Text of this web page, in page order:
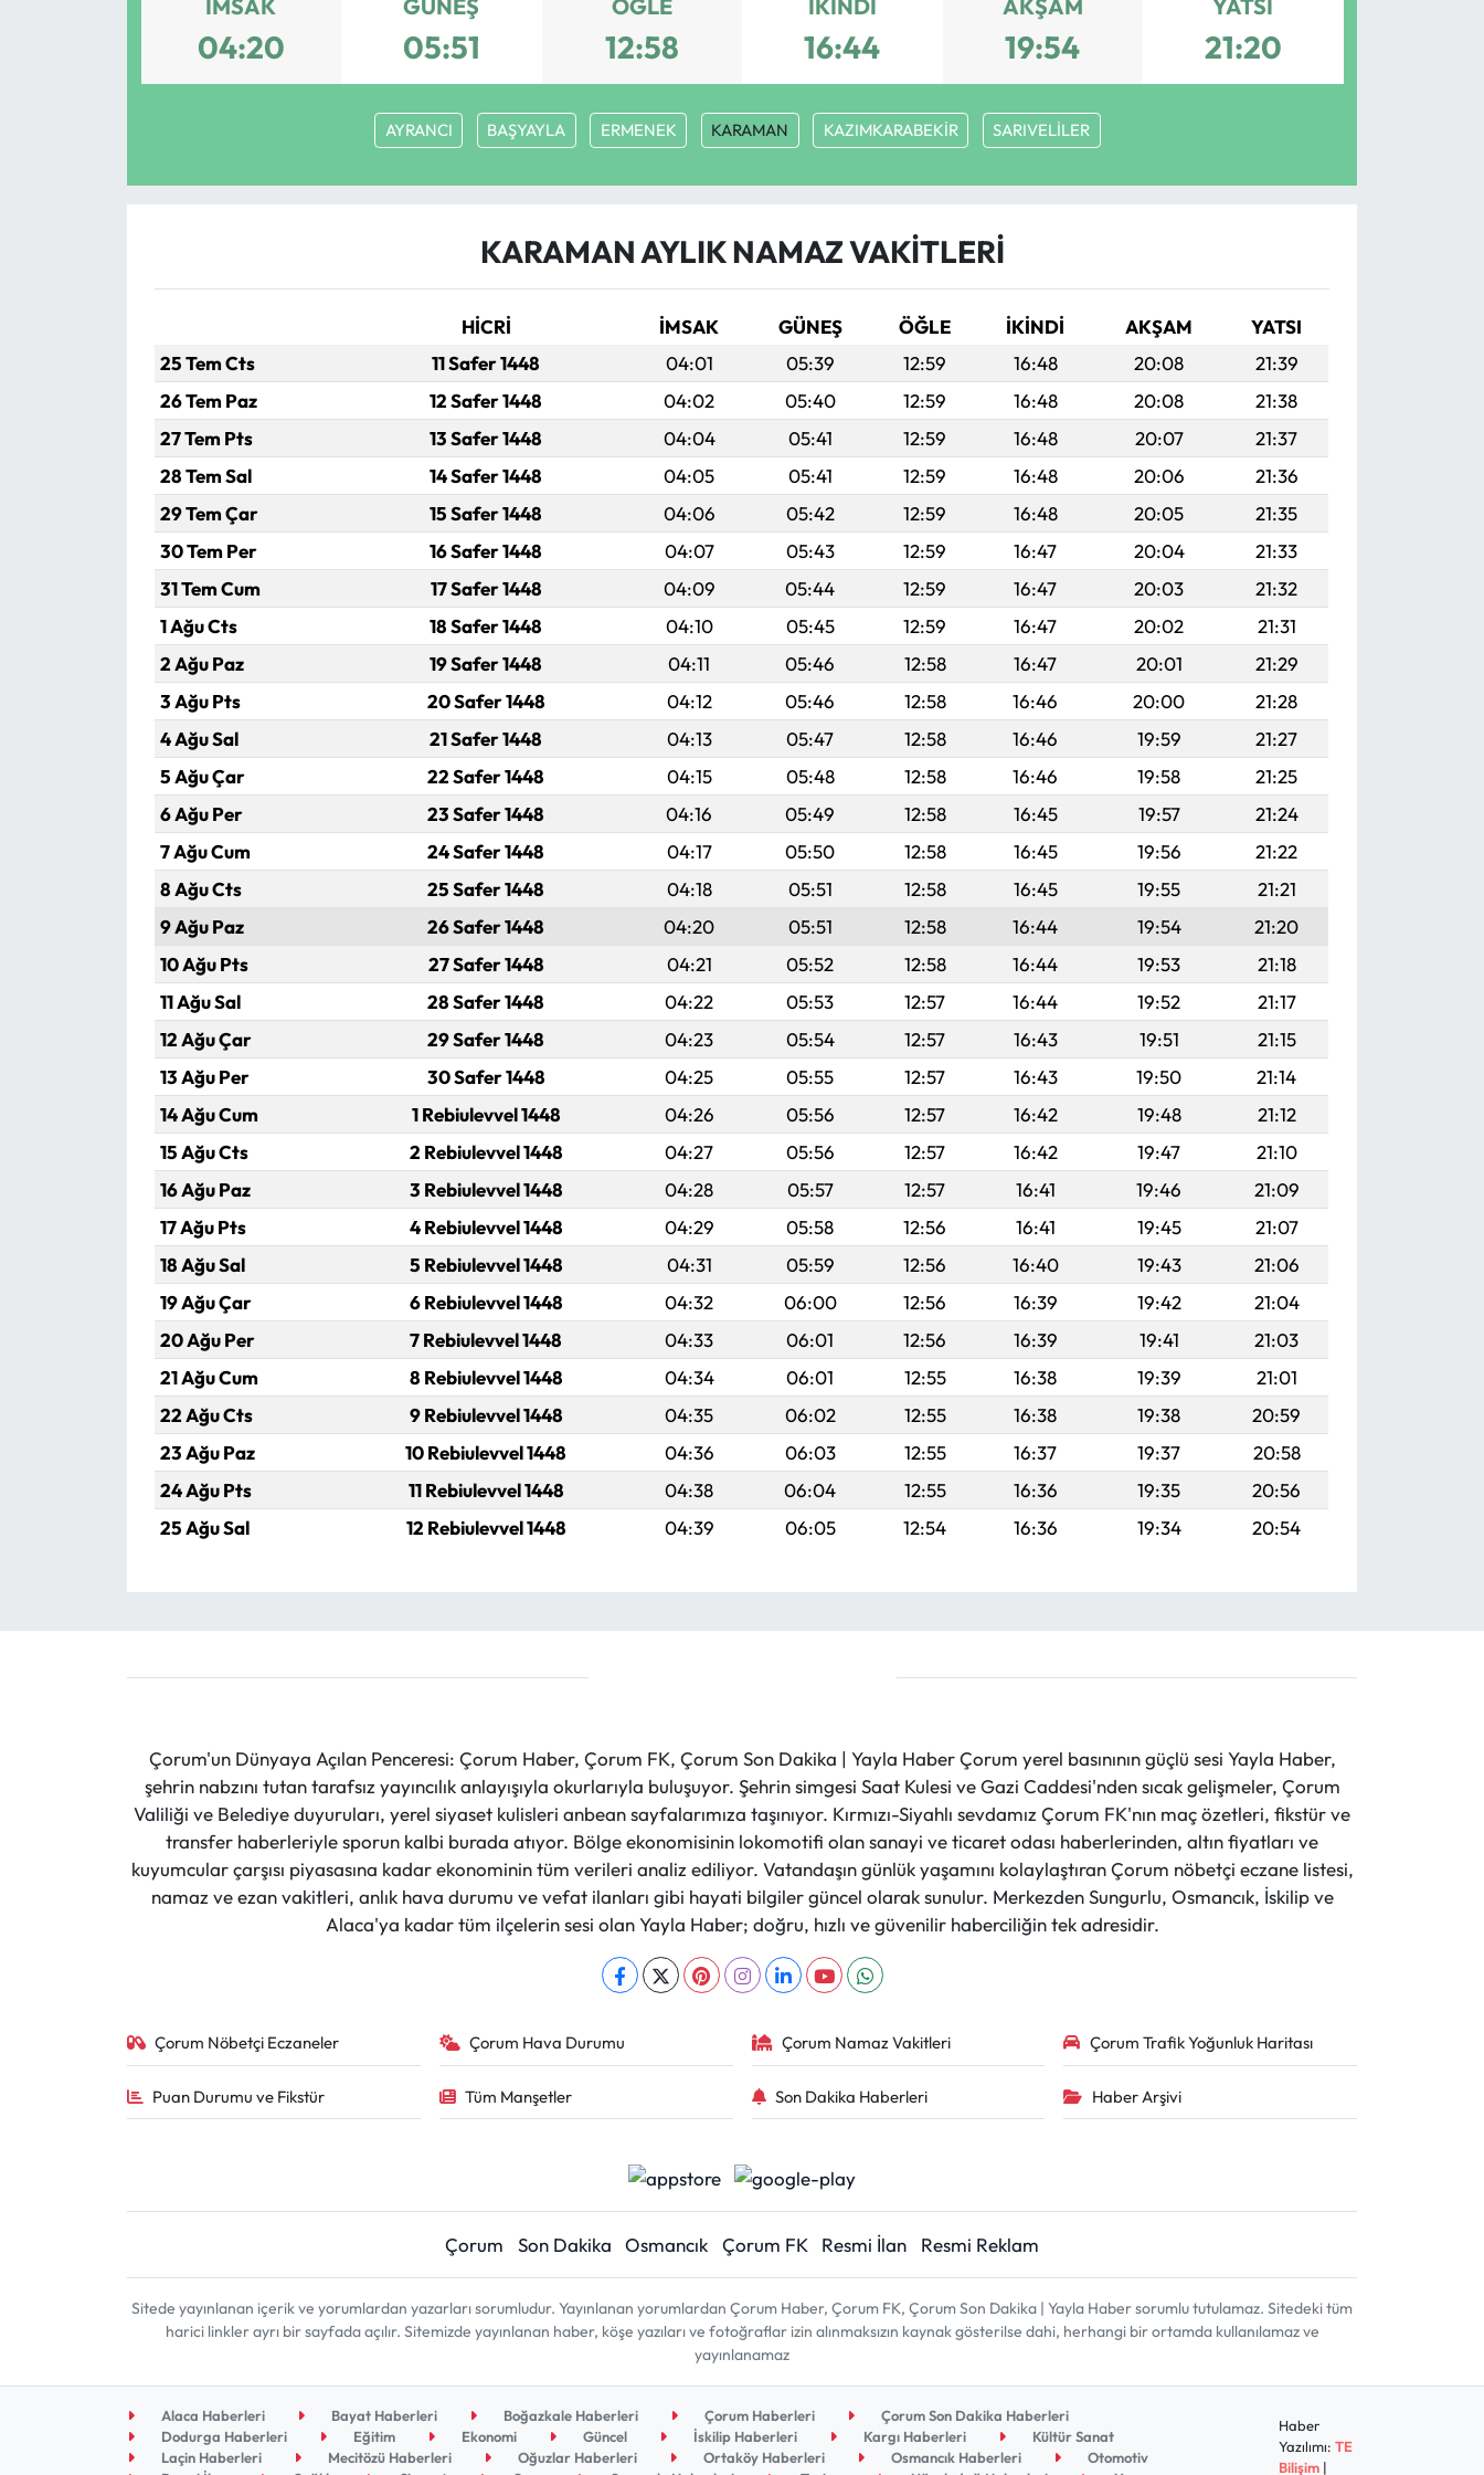
İMSAK
04:20
GÜNEŞ
05:51
ÖĞLE
12:58
İKINDI
16:44
AKŞAM
19:54
YATSI
21:20
AYRANCI BAŞYAYLA ERMENEK KARAMAN KAZIMKARABEKİR SARIVELİLER
KARAMAN AYLIK NAMAZ VAKITLERI
HİCRİ İMSAK GÜNEŞ ÖĞLE İKINDI AKŞAM
YATSI
25 Tem Cts
11 Safer 1448 04:01 05:39 12:59 16:48 20:08
21:39
26 Tem Paz
12 Safer 1448 04:02 05:40 12:59 16:48 20:08
21:38
27 Tem Pts
13 Safer 1448 04:04 05:41 12:59 16:48 20:07
21:37
28 Tem Sal
14 Safer 1448 04:05 05:41 12:59 16:48 20:06
21:36
29 Tem Çar
15 Safer 1448 04:06 05:42 12:59 16:48 20:05
21:35
30 Tem Per
16 Safer 1448 04:07 05:43 12:59 16:47 20:04
21:33
31 Tem Cum
17 Safer 1448 04:09 05:44 12:59 16:47 20:03
21:32
1 Ağu Cts
18 Safer 1448 04:10 05:45 12:59 16:47 20:02
21:31
2 Ağu Paz
19 Safer 1448 04:11 05:46 12:58 16:47 20:01
21:29
3 Ağu Pts
20 Safer 1448 04:12 05:46 12:58 16:46 20:00
21:28
4 Ağu Sal
21 Safer 1448 04:13 05:47 12:58 16:46 19:59
21:27
5 Ağu Çar
22 Safer 1448 04:15 05:48 12:58 16:46 19:58
21:25
6 Ağu Per
23 Safer 1448 04:16 05:49 12:58 16:45 19:57
21:24
7 Ağu Cum
24 Safer 1448 04:17 05:50 12:58 16:45 19:56
21:22
8 Ağu Cts
25 Safer 1448 04:18 05:51 12:58 16:45 19:55
21:21
9 Ağu Paz
26 Safer 1448 04:20 05:51 12:58 16:44 19:54
21:20
10 Ağu Pts
27 Safer 1448 04:21 05:52 12:58 16:44 19:53
21:18
11 Ağu Sal
28 Safer 1448 04:22 05:53 12:57 16:44 19:52
21:17
12 Ağu Çar
29 Safer 1448 04:23 05:54 12:57 16:43 19:51
21:15
13 Ağu Per
30 Safer 1448 04:25 05:55 12:57 16:43 19:50
21:14
14 Ağu Cum
1 Rebiulevvel 1448 04:26 05:56 12:57 16:42 19:48
21:12
15 Ağu Cts
2 Rebiulevvel 1448 04:27 05:56 12:57 16:42 19:47
21:10
16 Ağu Paz
3 Rebiulevvel 1448 04:28 05:57 12:57 16:41 19:46
21:09
17 Ağu Pts
4 Rebiulevvel 1448 04:29 05:58 12:56 16:41 19:45
21:07
18 Ağu Sal
5 Rebiulevvel 1448 04:31 05:59 12:56 16:40 19:43
21:06
19 Ağu Çar
6 Rebiulevvel 1448 04:32 06:00 12:56 16:39 19:42
21:04
20 Ağu Per
7 Rebiulevvel 1448 04:33 06:01 12:56 16:39 19:41
21:03
21 Ağu Cum
8 Rebiulevvel 1448 04:34 06:01 12:55 16:38 19:39
21:01
22 Ağu Cts
9 Rebiulevvel 1448 04:35 06:02 12:55 16:38 19:38
20:59
23 Ağu Paz
10 Rebiulevvel 1448 04:36 06:03 12:55 16:37 19:37
20:58
24 Ağu Pts
11 Rebiulevvel 1448 04:38 06:04 12:55 16:36 19:35
20:56
25 Ağu Sal
12 Rebiulevvel 1448 04:39 06:05 12:54 16:36 19:34 20:54
Çorum'un Dünyaya Açılan Penceresi: Çorum Haber, Çorum FK, Çorum Son Dakika | Yayla Haber Çorum yerel basınının güçlü sesi Yayla Haber,
şehrin nabzını tutan tarafsız yayıncılık anlayışıyla okurlarıyla buluşuyor. Şehrin simgesi Saat Kulesi ve Gazi Caddesi'nden sıcak gelişmeler, Çorum
Valiliği ve Belediye duyuruları, yerel siyaset kulisleri anbean sayfalarımıza taşınıyor. Kırmızı-Siyahlı sevdamız Çorum FK'nın maç özetleri, fikstür ve
transfer haberleriyle sporun kalbi burada atıyor. Bölge ekonomisinin lokomotifi olan sanayi ve ticaret odası haberlerinden, altın fiyatları ve
kuyumcular çarşısı piyasasına kadar ekonominin tüm verileri analiz ediliyor. Vatandaşın günlük yaşamını kolaylaştıran Çorum nöbetçi eczane listesi,
namaz ve ezan vakitleri, anlık hava durumu ve vefat ilanları gibi hayati bilgiler güncel olarak sunulur. Merkezden Sungurlu, Osmancık, İskilip ve
Alaca'ya kadar tüm ilçelerin sesi olan Yayla Haber; doğru, hızlı ve güvenilir haberciliğin tek adresidir.
Çorum Nöbetçi Eczaneler Çorum Hava Durumu Çorum Namaz Vakitleri Çorum Trafik Yoğunluk Haritası
Puan Durumu ve Fikstür Tüm Manşetler Son Dakika Haberleri Haber Arşivi
Çorum Son Dakika Osmancık Çorum FK Resmi İlan Resmi Reklam
Sitede yayınlanan içerik ve yorumlardan yazarları sorumludur. Yayınlanan yorumlardan Çorum Haber, Çorum FK, Çorum Son Dakika | Yayla Haber sorumlu tutulamaz. Sitedeki tüm
harici linkler ayrı bir sayfada açılır. Sitemizde yayınlanan haber, köşe yazıları ve fotoğraflar izin alınmaksızın kaynak gösterilse dahi, herhangi bir ortamda kullanılamaz ve
yayınlanamaz
Alaca Haberleri Bayat Haberleri Boğazkale Haberleri Çorum Haberleri
Çorum Son Dakika Haberleri
Dodurga Haberleri
Eğitim Ekonomi Güncel İskilip Haberleri Kargı Haberleri
Kültür Sanat
Laçin Haberleri
Mecitözü Haberleri Oğuzlar Haberleri Ortaköy Haberleri Osmancık Haberleri
Otomotiv
Haber
Yazılımı:TE
Bilişim |
Kültür Sanat
Laçin Haberleri
Mecitözü Haberleri
Oğuzlar Haberleri
Ortaköy Haberleri
Osmancık Haberleri
Resmi Reklam
Sungurlu Haberleri
Uğurludağ Haberleri
Yayla Haber
Yemek Tarifleri
Yerel Haberler